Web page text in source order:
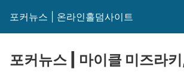
포커뉴스 | 온라인홀덤사이트
포커뉴스 | 마이클 미즈라